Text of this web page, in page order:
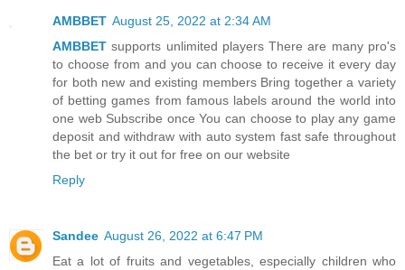
AMBBET August 25, 2022 at 2:34 AM
AMBBET supports unlimited players There are many pro's
to choose from and you can choose to receive it every day
for both new and existing members Bring together a variety
of betting games from famous labels around the world into
one web Subscribe once You can choose to play any game
deposit and withdraw with auto system fast safe throughout
the bet or try it out for free on our website
Reply
Sandee August 26, 2022 at 6:47 PM
Eat a lot of fruits and vegetables, especially children who